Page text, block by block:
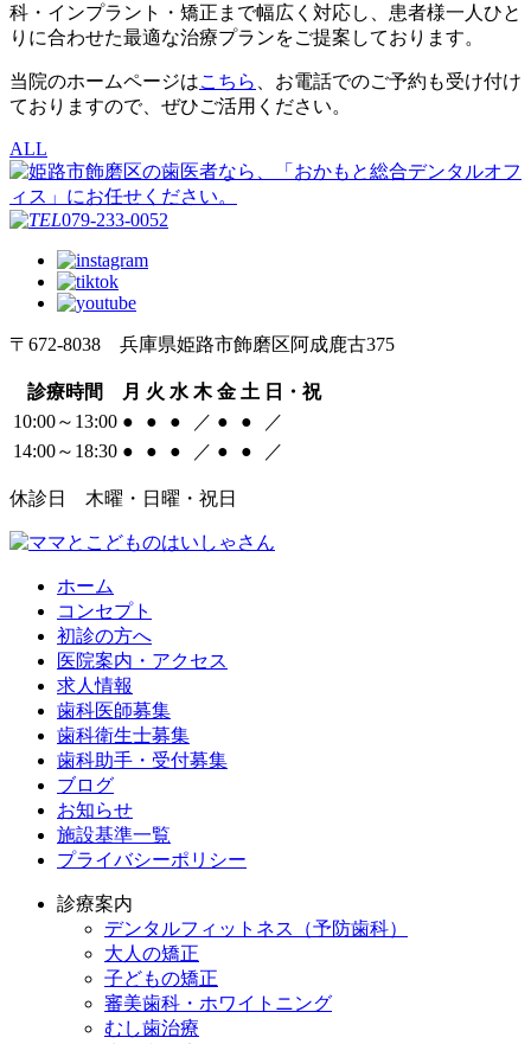
科・インプラント・矯正まで幅広く対応し、患者様一人ひと
りに合わせた最適な治療プランをご提案しております。
当院のホームページはこちら
、お電話でのご予約も受け付け
ておりますので、ぜひご活用ください。
ALL
079-233-0052
〒672-8038 兵庫県姫路市飾磨区阿成鹿古375
診療時間 月 火 水 木 金 土 日・祝
10:00～13:00 ● ● ● ／ ● ●
／
14:00～18:30 ● ● ● ／ ● ● ／
休診日 木曜・日曜・祝日
ホーム
コンセプト
初診の方へ
医院案内・アクセス
求人情報
歯科医師募集
歯科衛生士募集
歯科助手・受付募集
ブログ
お知らせ
施設基準一覧
プライバシーポリシー
診療案内
デンタルフィットネス
（予防歯科）
大人の矯正
子どもの矯正
審美歯科・ホワイトニング
むし歯治療